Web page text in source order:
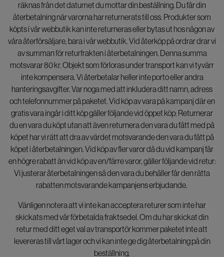
räknas från det datumet du mottar din beställning. Du får din
återbetalning när varorna har returnerats till oss. Produkter som
köpts i vår webbutik kan inte returneras eller bytas ut hos någon av
våra återförsäljare, bara i vår webbutik. Vid återköp på ordrar drar vi
av summan för returfrakten i återbetalningen. Denna summa
motsvarar 80 kr. Objekt som förloras under transport kan vi tyvärr
inte kompensera. Vi återbetalar heller inte porto eller andra
hanteringsavgifter. Var noga med att inkludera ditt namn, adress
och telefonnummer på paketet. Vid köp av vara på kampanj där en
gratis vara ingår i ditt köp gäller följande vid öppet köp: Returnerar
du en vara du köpt utan att även returnera den vara du fått med på
köpet har vi rätt att dra av värdet motsvarande den vara du fått på
köpet i återbetalningen. Vid köp av fler varor då du vid kampanj får
en högre rabatt än vid köp av en/färre varor, gäller följande vid retur:
Vi justerar återbetalningen så den vara du behåller får den rätta
rabatten motsvarande kampanjens erbjudande.
Vänligen notera att vi inte kan acceptera returer som inte har
skickats med vår förbetalda fraktsedel. Om du har skickat din
retur med ditt eget val av transportör kommer paketet inte att
levereras till vårt lager och vi kan inte ge dig återbetalning på din
beställning.